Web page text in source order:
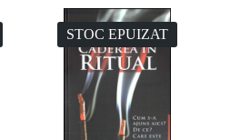
STOC EPUIZAT